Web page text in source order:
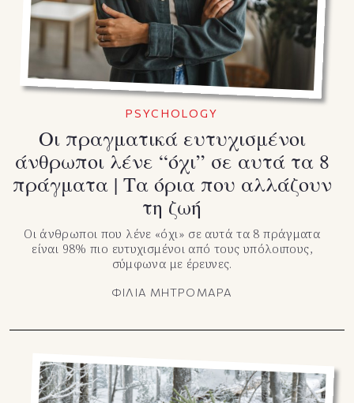
PSYCHOLOGY
Οι πραγματικά ευτυχισμένοι
άνθρωποι λένε “όχι” σε αυτά τα 8
πράγματα | Τα όρια που αλλάζουν
τη ζωή
Οι άνθρωποι που λένε «όχι» σε αυτά τα 8 πράγματα
είναι 98% πιο ευτυχισμένοι από τους υπόλοιπους,
σύμφωνα με έρευνες.
ΦΙΛΙΑ ΜΗΤΡΟΜΑΡΑ